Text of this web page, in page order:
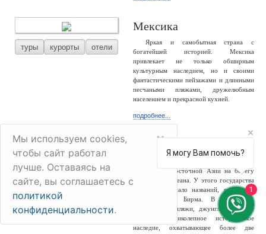
туры курорты отели
Мексика
Яркая и самобытная страна с
богатейшей историей. Мексика
привлекает не только обширным
культурным наследием, но и своими
фантастическими пейзажами и длинными
песчаными пляжами, дружелюбным
населением и прекрасной кухней.
подробнее...
туры отели
страна Юго-Восточной Азии на берегу
Индийского океана. У этого государства
сменилось немало названий, россиянам
известно как Бирма. В стране –
белоснежные пляжи, джунгли, снежные
горы и великолепное историческое
наследие, охватывающее более две
Мы используем cookies,
чтобы сайт работал
лучше. Оставаясь на
сайте, вы соглашаетесь с
политикой
конфиденциальности.
×
Я могу Вам помочь?
1